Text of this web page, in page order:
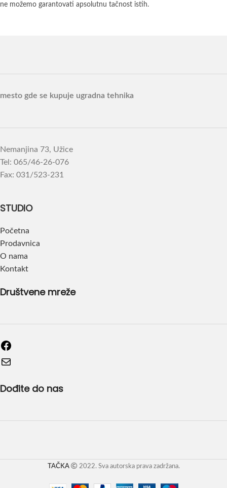
ne možemo garantovati apsolutnu tačnost istih.
mesto gde se kupuje ugradna tehnika
Nemanjina 73, Užice
Tel: 065/46-26-076
Fax: 031/523-231
STUDIO
Početna
Prodavnica
O nama
Kontakt
Društvene mreže
Dođite do nas
TAČKA 2022. Sva autorska prava zadržana.